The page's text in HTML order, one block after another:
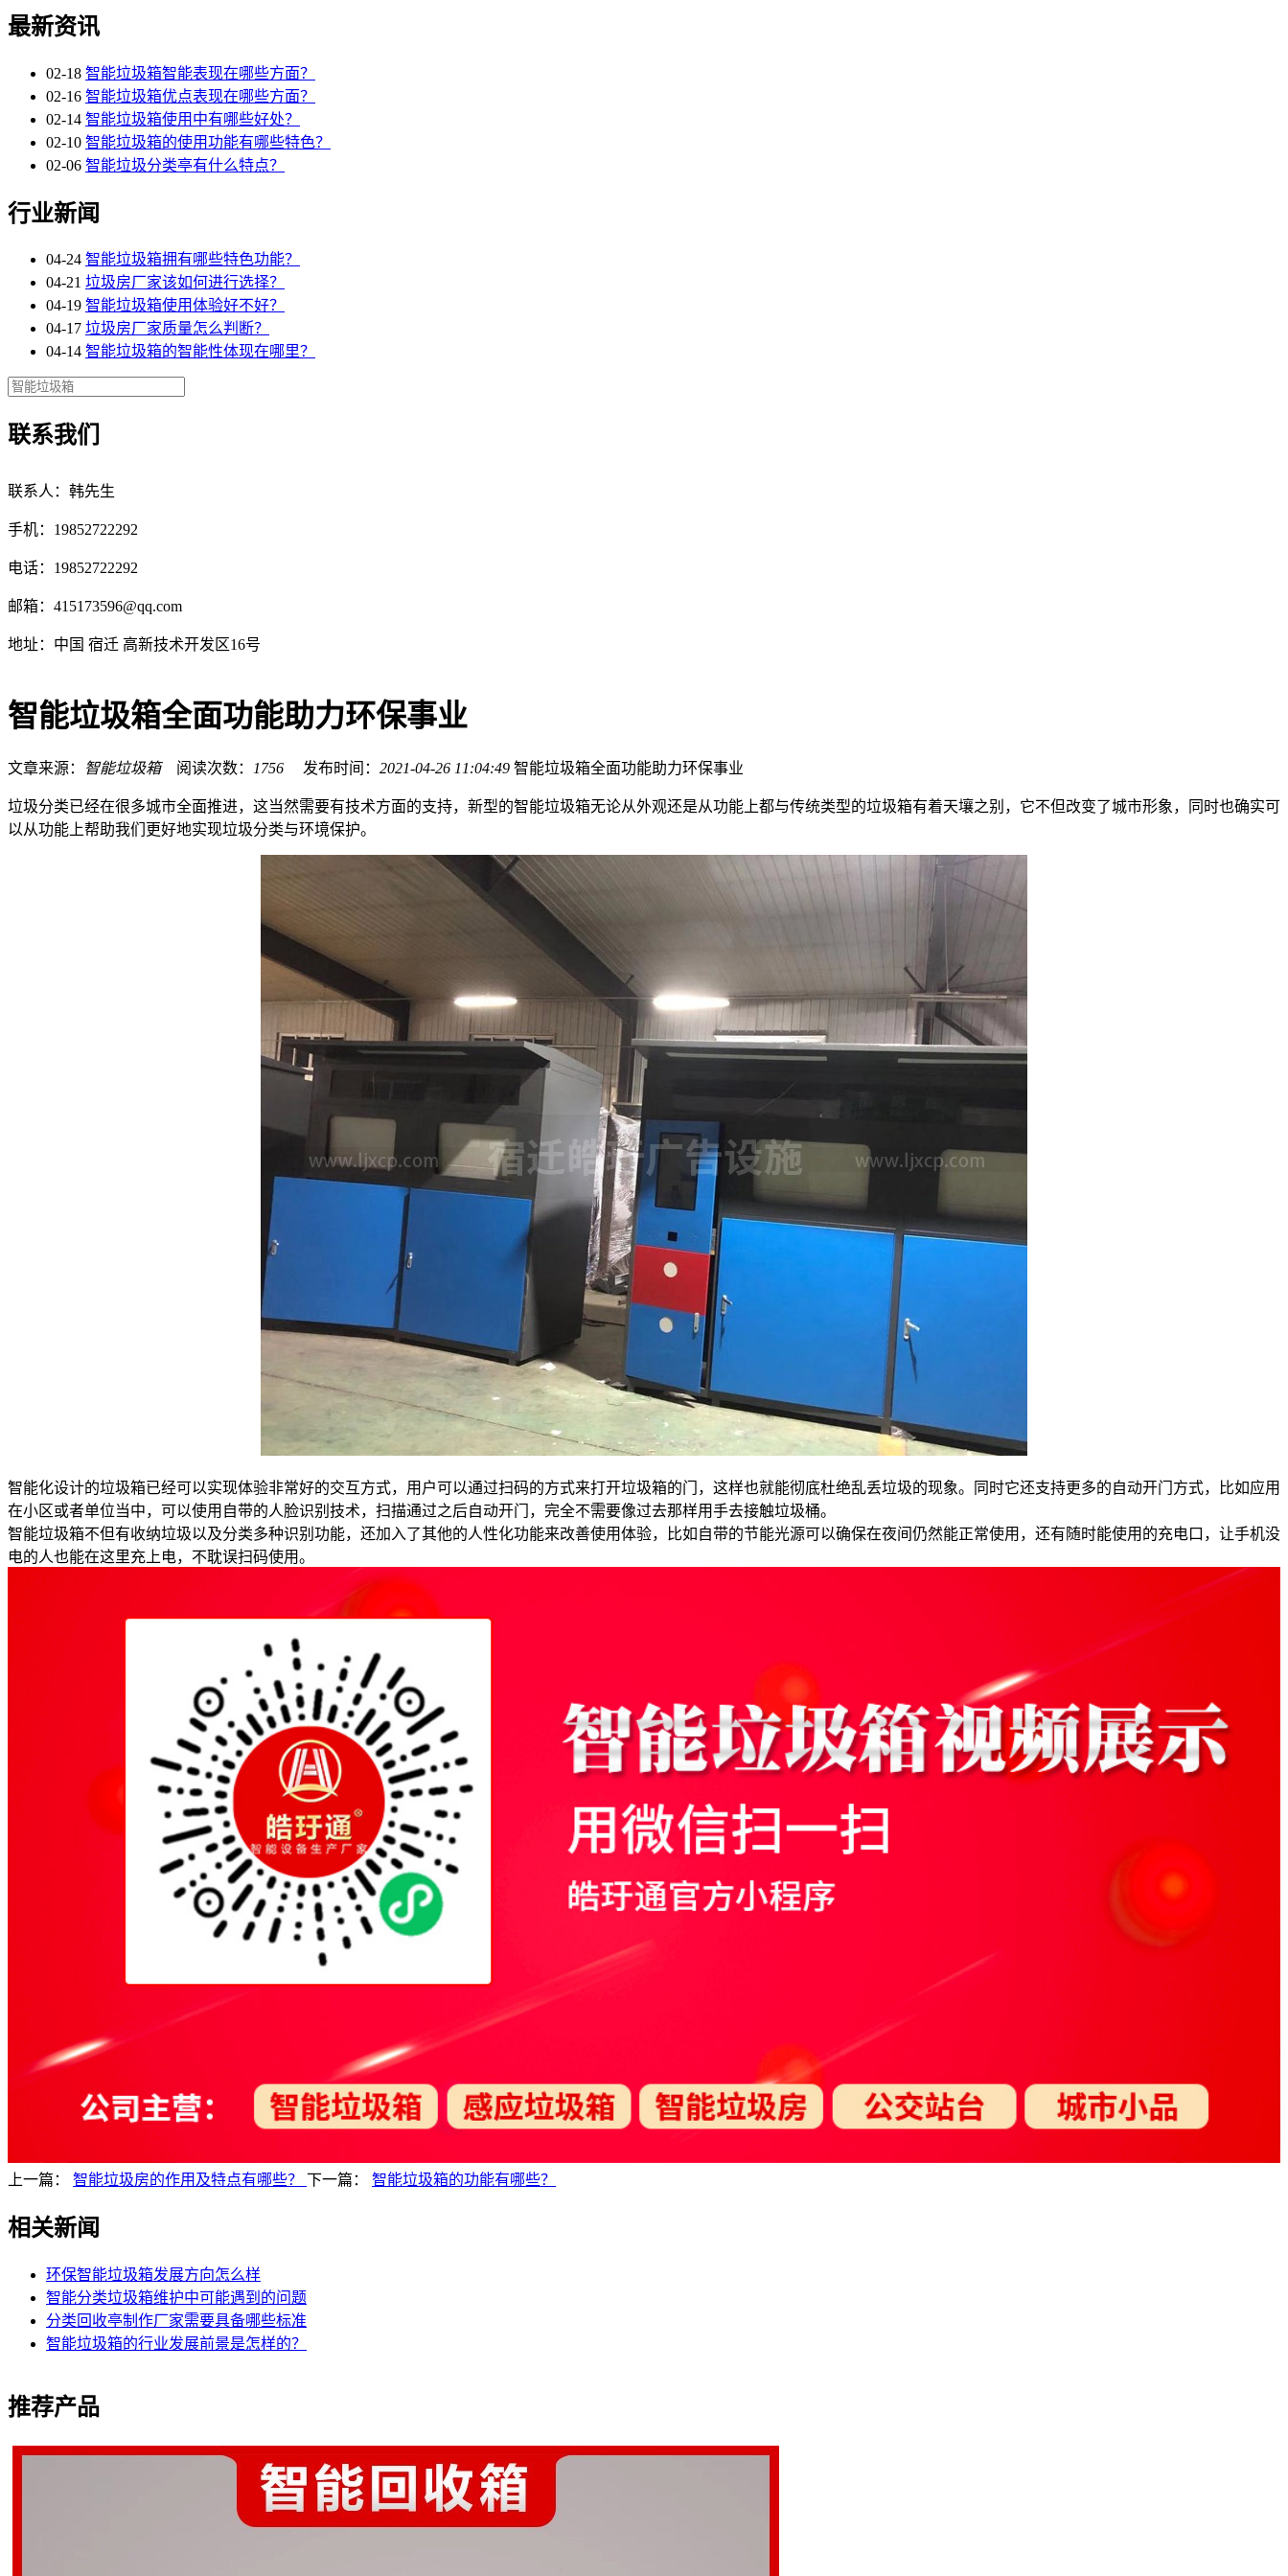
最新资讯
02-18 智能垃圾箱智能表现在哪些方面？
02-16 智能垃圾箱优点表现在哪些方面？
02-14 智能垃圾箱使用中有哪些好处？
02-10 智能垃圾箱的使用功能有哪些特色？
02-06 智能垃圾分类亭有什么特点？
行业新闻
04-24 智能垃圾箱拥有哪些特色功能？
04-21 垃圾房厂家该如何进行选择？
04-19 智能垃圾箱使用体验好不好？
04-17 垃圾房厂家质量怎么判断？
04-14 智能垃圾箱的智能性体现在哪里？
联系我们
联系人：韩先生
手机：19852722292
电话：19852722292
邮箱： 415173596@qq.com
地址：中国 宿迁 高新技术开发区16号
智能垃圾箱全面功能助力环保事业
文章来源： 智能垃圾箱阅读次数： 1756 发布时间： 2021-04-26 11:04:49 智能垃圾箱全面功能助力环保事业
垃圾分类已经在很多城市全面推进，这当然需要有技术方面的支持，新型的智能垃圾箱无论从外观还是从功能上都与传统类型的垃圾箱有着天壤之别，它不但改变了城市形象，同时也确实可
以从功能上帮助我们更好地实现垃圾分类与环境保护。
智能化设计的垃圾箱已经可以实现体验非常好的交互方式，用户可以通过扫码的方式来打开垃圾箱的门，这样也就能彻底杜绝乱丢垃圾的现象。同时它还支持更多的自动开门方式，比如应用
在小区或者单位当中，可以使用自带的人脸识别技术，扫描通过之后自动开门，完全不需要像过去那样用手去接触垃圾桶。
智能垃圾箱不但有收纳垃圾以及分类多种识别功能，还加入了其他的人性化功能来改善使用体验，比如自带的节能光源可以确保在夜间仍然能正常使用，还有随时能使用的充电口，让手机没
电的人也能在这里充上电，不耽误扫码使用。
上一篇： 智能垃圾房的作用及特点有哪些？ 下一篇： 智能垃圾箱的功能有哪些？
相关新闻
环保智能垃圾箱发展方向怎么样
智能分类垃圾箱维护中可能遇到的问题
分类回收亭制作厂家需要具备哪些标准
智能垃圾箱的行业发展前景是怎样的？
推荐产品